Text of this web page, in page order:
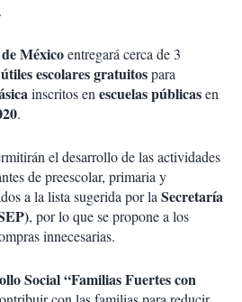
Méxicoentregará cerca de 3
escolares gratuitospara
inscritos enescuelas públicasen
.
el desarrollo de las actividades
de preescolar, primaria y
a la lista sugerida por laSecretaría
, por lo que se propone a los
innecesarias.
Social “Familias Fuertes con